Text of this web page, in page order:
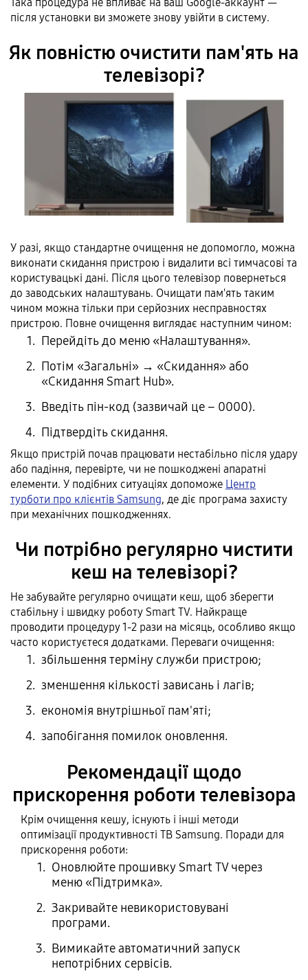
Така процедура не впливає на ваш Google-аккаунт —
після установки ви зможете знову увійти в систему.
Як повністю очистити пам'ять на
телевізорі?
У разі, якщо стандартне очищення не допомогло, можна
виконати скидання пристрою і видалити всі тимчасові та
користувацькі дані. Після цього телевізор повернеться
до заводських налаштувань. Очищати пам'ять таким
чином можна тільки при серйозних несправностях
пристрою. Повне очищення виглядає наступним чином:
Перейдіть до меню «Налаштування».
Потім «Загальні» → «Скидання» або
«Скидання Smart Hub».
Введіть пін-код (зазвичай це – 0000).
Підтвердіть скидання.
Якщо пристрій почав працювати нестабільно після удару
або падіння, перевірте, чи не пошкоджені апаратні
елементи. У подібних ситуаціях допоможе Центр
турботи про клієнтів Samsung, де діє програма захисту
при механічних пошкодженнях.
Чи потрібно регулярно чистити
кеш на телевізорі?
Не забувайте регулярно очищати кеш, щоб зберегти
стабільну і швидку роботу Smart TV. Найкраще
проводити процедуру 1-2 рази на місяць, особливо якщо
часто користуєтеся додатками. Переваги очищення:
збільшення терміну служби пристрою;
зменшення кількості зависань і лагів;
економія внутрішньої пам'яті;
запобігання помилок оновлення.
Рекомендації щодо
прискорення роботи телевізора
Крім очищення кешу, існують і інші методи
оптимізації продуктивності ТВ Samsung. Поради для
прискорення роботи:
Оновлюйте прошивку Smart TV через
меню «Підтримка».
Закривайте невикористовувані
програми.
Вимикайте автоматичний запуск
непотрібних сервісів.